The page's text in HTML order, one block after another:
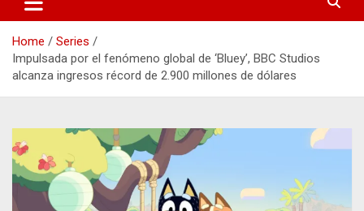
Home
Series
Impulsada por el fenómeno global de ‘Bluey’, BBC Studios
alcanza ingresos récord de 2.900 millones de dólares